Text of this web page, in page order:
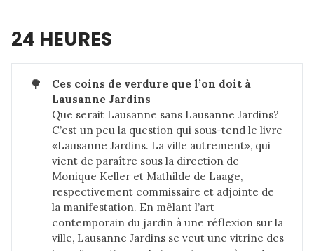
24 HEURES
🌳
Ces coins de verdure que l’on doit à
Lausanne Jardins
Que serait Lausanne sans Lausanne Jardins?
C’est un peu la question qui sous-tend le livre
«Lausanne Jardins. La ville autrement», qui
vient de paraître sous la direction de
Monique Keller et Mathilde de Laage,
respectivement commissaire et adjointe de
la manifestation. En mêlant l’art
contemporain du jardin à une réflexion sur la
ville, Lausanne Jardins se veut une vitrine des